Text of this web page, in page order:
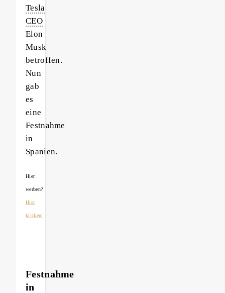
Tesla
CEO
Elon
Musk
betroffen.
Nun
gab
es
eine
Festnahme
in
Spanien.
Hier
werben?
Hier
klicken!
Festnahme
in